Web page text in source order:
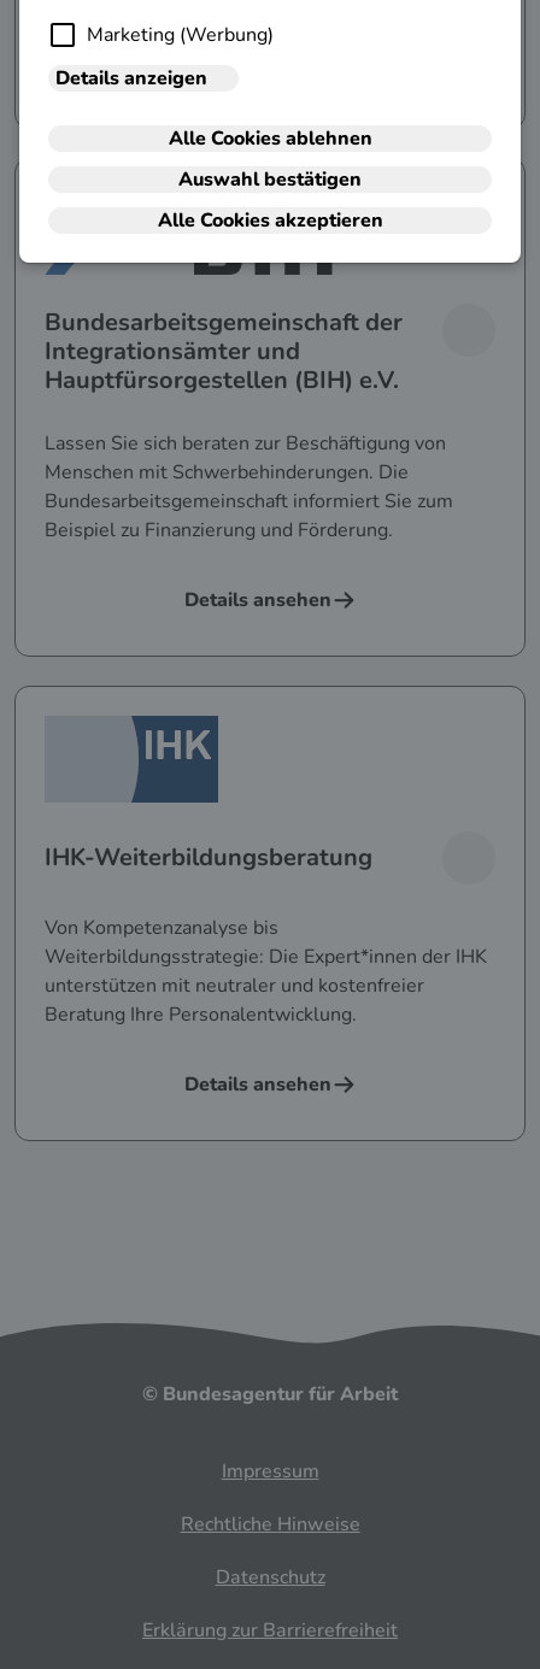
Details ansehen
Bundesarbeitsgemeinschaft der
Integrationsämter und
Hauptfürsorgestellen (BIH) e.V.
Lassen Sie sich beraten zur Beschäftigung von
Menschen mit Schwerbehinderungen. Die
Bundesarbeitsgemeinschaft informiert Sie zum
Beispiel zu Finanzierung und Förderung.
Details ansehen
IHK-Weiterbildungsberatung
Von Kompetenzanalyse bis
Weiterbildungsstrategie: Die Expert*innen der IHK
unterstützen mit neutraler und kostenfreier
Beratung Ihre Personalentwicklung.
Details ansehen